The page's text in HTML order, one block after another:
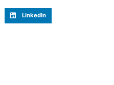
LinkedIn